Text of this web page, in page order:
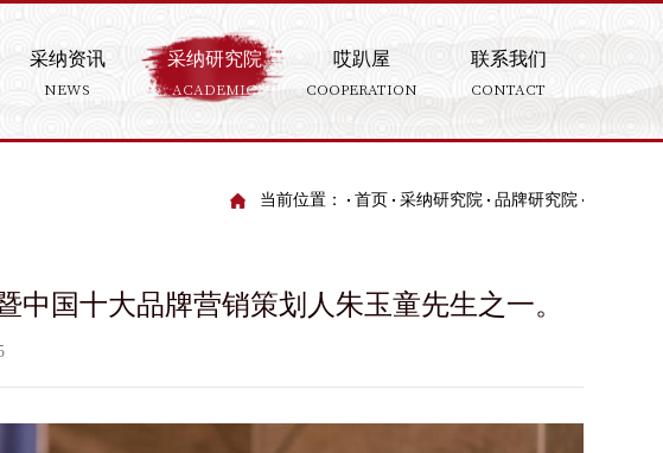
采纳资讯
NEWS
采纳研究院
ACADEMIC
哎趴屋
COOPERATION
联系我们
CONTACT
当前位置： 首页 采纳研究院 品牌研究院
国十大品牌营销策划人朱玉童先生之一。